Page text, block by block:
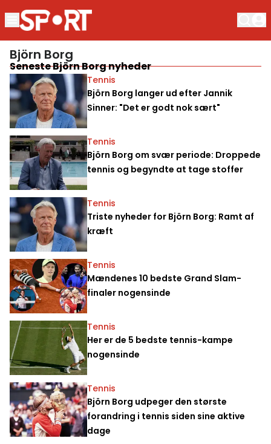
Björn Borg
Seneste Björn Borg nyheder
Tennis
Björn Borg langer ud efter Jannik
Sinner: "Det er godt nok sært"
Tennis
Björn Borg om svær periode: Droppede
tennis og begyndte at tage stoffer
Tennis
Triste nyheder for Björn Borg: Ramt af
kræft
Tennis
Mændenes 10 bedste Grand Slam-
finaler nogensinde
Tennis
Her er de 5 bedste tennis-kampe
nogensinde
Tennis
Björn Borg udpeger den største
forandring i tennis siden sine aktive
dage